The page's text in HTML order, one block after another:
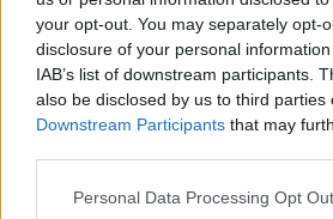
your opt-out. You may separately opt-
disclosure of your personal
IAB’s list of downstream participants.
also be disclosed by us to third parties
Downstream Participants that may
Personal Data Processing Opt
ΑΣΣ ΓΕΣΣ ΚΡΙΣΕΙΣ